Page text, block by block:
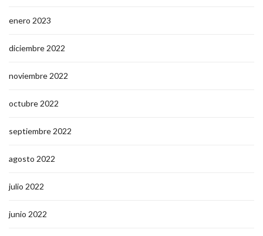
enero 2023
diciembre 2022
noviembre 2022
octubre 2022
septiembre 2022
agosto 2022
julio 2022
junio 2022